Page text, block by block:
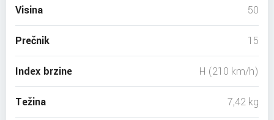
Visina 50
Prečnik 15
Index brzine H (210 km/h)
Težina 7,42 kg